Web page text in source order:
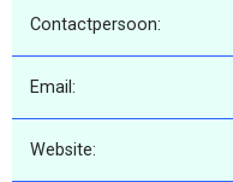
Contactpersoon:
Email:
Website: